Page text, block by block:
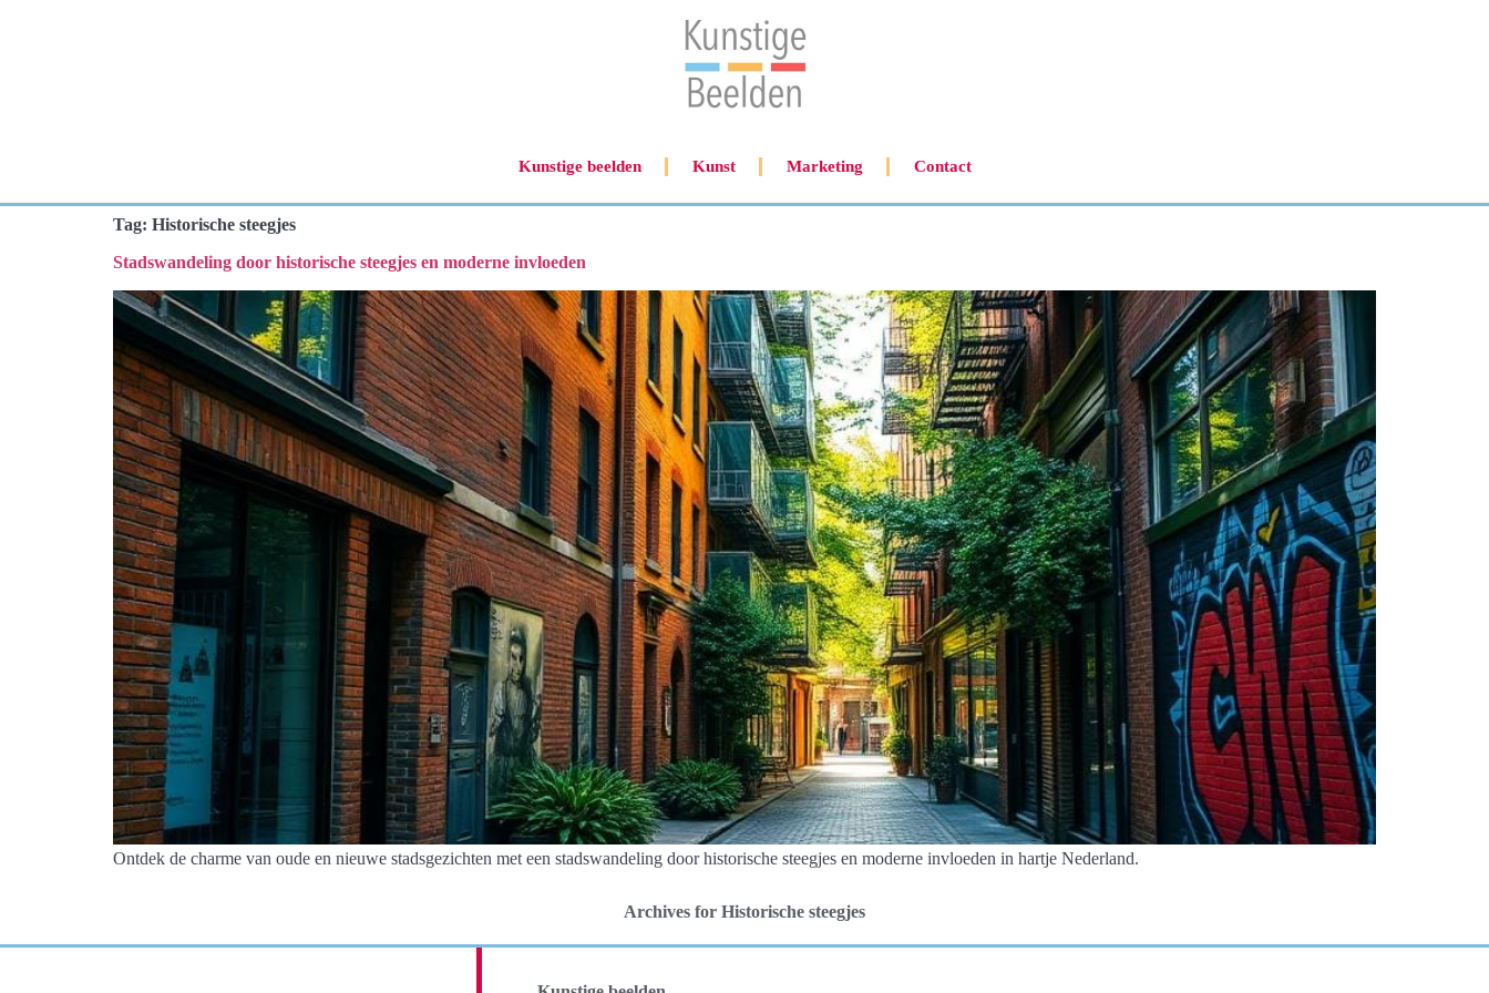
Kunstige beelden Kunst Marketing Contact
Tag: Historische steegjes
Stadswandeling door historische steegjes en moderne invloeden
Ontdek de charme van oude en nieuwe stadsgezichten met een stadswandeling door historische steegjes en moderne invloeden in hartje Nederland.
Archives for Historische steegjes